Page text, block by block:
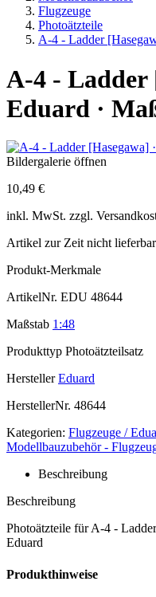
Flugzeuge
Photoätzteile
A-4 - Ladder
A-4 - Ladder
Eduard ·
Bildergalerie öffnen
10,49 €
inkl. MwSt. zzgl.
Artikel zur Zeit nicht lieferbar
Produkt-Merkmale
ArtikelNr. EDU 48644
Maßstab 1:48
Produkttyp Photoätzteilsatz
Hersteller Eduard
HerstellerNr. 48644
Kategorien: Flugzeuge /
Modellbauzubehör -
Beschreibung
Beschreibung
Photoätzteile für A-4 -
Eduard
Produkthinweise